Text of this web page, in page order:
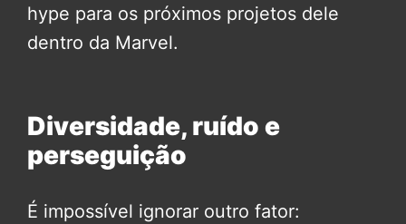
hype para os próximos projetos dele
dentro da Marvel.
Diversidade, ruído e
perseguição
É impossível ignorar outro fator: